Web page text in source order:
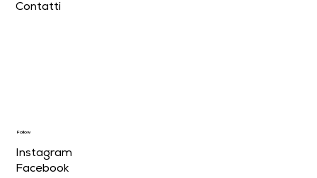
Contatti
Follow
Instagram
Facebook